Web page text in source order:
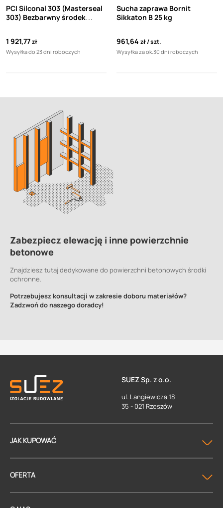
PCI Silconal 303 (Masterseal
303) Bezbarwny środek
postaci wodnego roztworu
alkoksysilan alkilu (20 L)
1 921,77zł
Wysyłka do 23 dni roboczych
Sucha zaprawa Bornit
Sikkaton B 25 kg
961,64 zł szt.
Wysyłka za ok.30 dni roboczych
Zabezpiecz elewację i inne powierzchnie
betonowe
Znajdziesz tutaj dedykowane do powierzchni betonowych środki
ochronne.
Potrzebujesz konsultacji w zakresie doboru materiałów?
Zadzwoń do naszego doradcy!
SUEZ Sp. z o.o.
ul. Langiewicza 18
35 - 021 Rzeszów
JAK KUPOWAĆ
OFERTA